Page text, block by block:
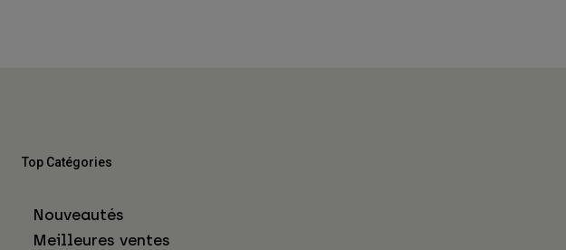
Top Catégories
Nouveautés
Meilleures ventes